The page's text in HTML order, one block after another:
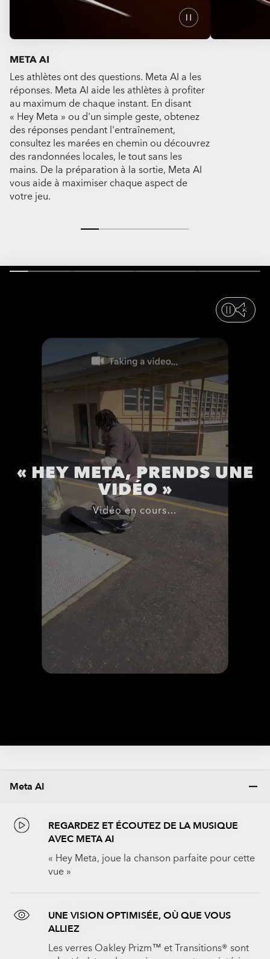
META AI
Les athlètes ont des questions. Meta AI a les
réponses. Meta AI aide les athlètes à profiter
au maximum de chaque instant. En disant
« Hey Meta » ou d'un simple geste, obtenez
des réponses pendant l'entraînement,
consultez les marées en chemin ou découvrez
des randonnées locales, le tout sans les
mains. De la préparation à la sortie, Meta AI
vous aide à maximiser chaque aspect de
votre jeu.
« HEY META, PRENDS UNE
VIDÉO »
Vidéo en cours…
Meta AI
REGARDEZ ET ÉCOUTEZ DE LA MUSIQUE
AVEC META AI
« Hey Meta, joue la chanson parfaite pour cette
vue »
UNE VISION OPTIMISÉE, OÙ QUE VOUS
ALLIEZ
Les verres Oakley Prizm™ et Transitions® sont